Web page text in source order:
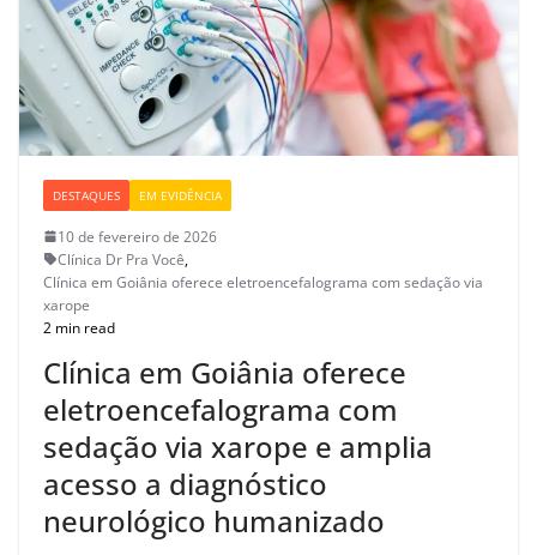
DESTAQUES EM EVIDÊNCIA
10 de fevereiro de 2026
Clínica Dr Pra Você,
Clínica em Goiânia oferece eletroencefalograma com sedação via
xarope
2 min read
Clínica em Goiânia oferece
eletroencefalograma com
sedação via xarope e amplia
acesso a diagnóstico
neurológico humanizado